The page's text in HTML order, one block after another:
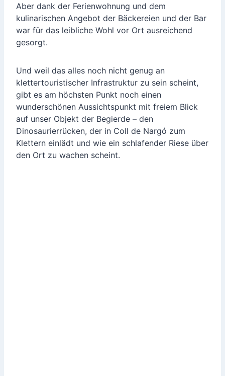
Aber dank der Ferienwohnung und dem
kulinarischen Angebot der Bäckereien und der Bar
war für das leibliche Wohl vor Ort ausreichend
gesorgt.
Und weil das alles noch nicht genug an
klettertouristischer Infrastruktur zu sein scheint,
gibt es am höchsten Punkt noch einen
wunderschönen Aussichtspunkt mit freiem Blick
auf unser Objekt der Begierde – den
Dinosaurierrücken, der in Coll de Nargó zum
Klettern einlädt und wie ein schlafender Riese über
den Ort zu wachen scheint.